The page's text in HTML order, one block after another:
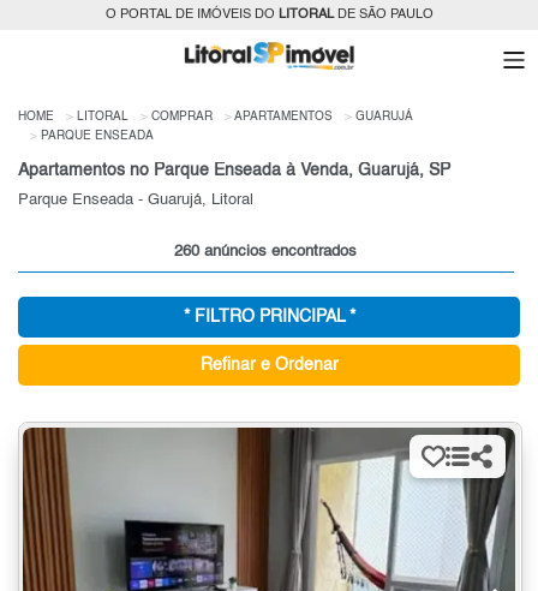
O PORTAL DE IMÓVEIS DO LITORALDE SÃO PAULO
HOME LITORAL COMPRAR APARTAMENTOS
GUARUJÁ
PARQUE ENSEADA
Apartamentos no Parque Enseada à Venda, Guarujá, SP
Parque Enseada - Guarujá, Litoral
260 anúncios encontrados
* FILTRO PRINCIPAL *
Refinar e Ordenar